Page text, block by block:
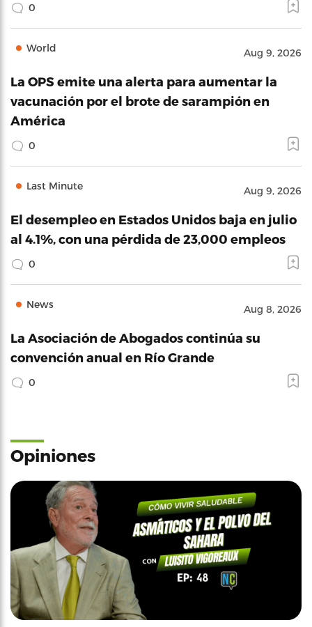
0
World Aug 9, 2026
La OPS emite una alerta para aumentar la
vacunación por el brote de sarampión en
América
0
Last Minute Aug 9, 2026
El desempleo en Estados Unidos baja en julio
al 4.1%, con una pérdida de 23,000 empleos
0
News Aug 8, 2026
La Asociación de Abogados continúa su
convención anual en Río Grande
0
Opiniones